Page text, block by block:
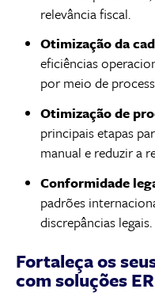
relevância fiscal.
Otimização da
eficiências
por meio de
Otimização de
principais etapas
manual e reduzir a
Conformidade
padrões
discrepâncias legais.
Fortaleça os
com soluções